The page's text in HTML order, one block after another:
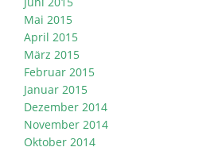
Mai 2015
April 2015
März 2015
Februar 2015
Januar 2015
Dezember 2014
November 2014
Oktober 2014